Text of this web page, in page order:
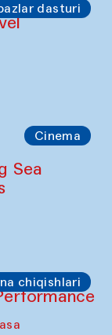
dasturi
Cinema
Sea
chiqishlari